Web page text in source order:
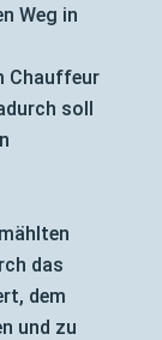
Weg in
Chauffeur
soll
das
dem
und zu